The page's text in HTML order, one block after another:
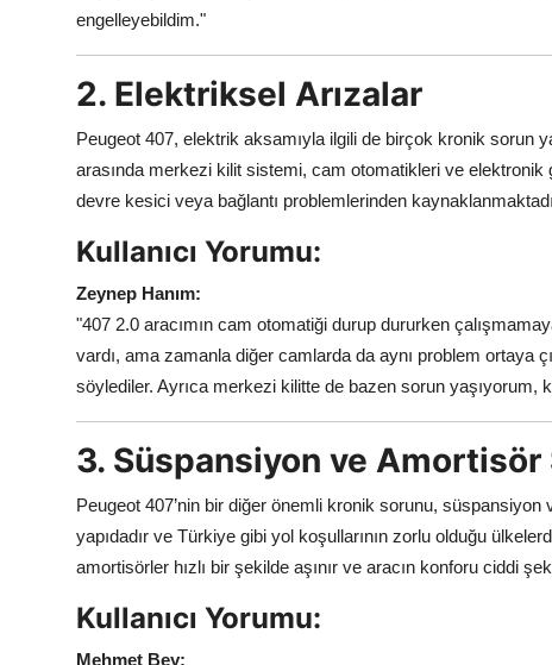
engelleyebildim."
2. Elektriksel Arızalar
Peugeot 407, elektrik aksamıyla ilgili de birçok kronik sorun
arasında merkezi kilit sistemi, cam otomatikleri ve elektronik
devre kesici veya bağlantı problemlerinden
Kullanıcı Yorumu:
Zeynep Hanım:
"407 2.0 aracımın cam otomatiği durup dururken
vardı, ama zamanla diğer camlarda da aynı problem ortaya
söylediler. Ayrıca merkezi kilitte de bazen sorun yaşıyorum,
3. Süspansiyon ve Amortisör
Peugeot 407’nin bir diğer önemli kronik sorunu, süspansiyon
yapıdadır ve Türkiye gibi yol koşullarının zorlu olduğu
amortisörler hızlı bir şekilde aşınır ve aracın konforu ciddi
Kullanıcı Yorumu:
Mehmet Bey: